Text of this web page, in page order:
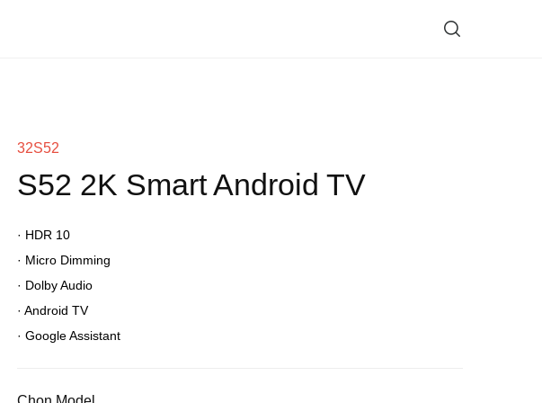
32S52
S52 2K Smart Android TV
· HDR 10
· Micro Dimming
· Dolby Audio
· Android TV
· Google Assistant